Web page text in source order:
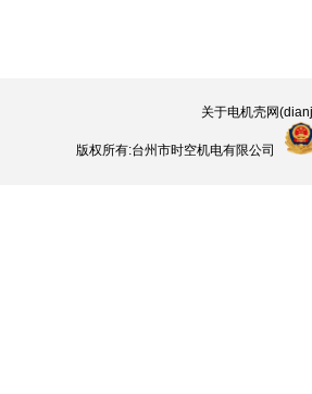
关于电机壳网
版权所有:台州市时空机电有限公司